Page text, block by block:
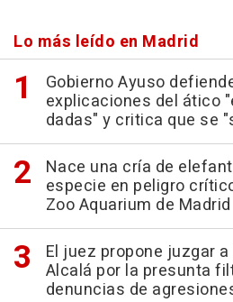
Lo más leído en Madrid
Gobierno Ayuso
explicaciones del ático
dadas" y critica que se
Nace una cría de
especie en peligro
Zoo Aquarium de Madrid
El juez propone juzgar
Alcalá por la presunta
denuncias de